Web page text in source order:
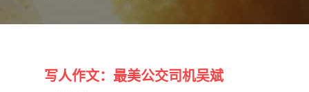
写人作文：最美公交司机吴斌